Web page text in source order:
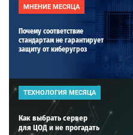
МНЕНИЕ МЕСЯЦА
Почему соответствие
стандартам не гарантирует
защиту от киберугроз
ТЕХНОЛОГИЯ МЕСЯЦА
Как выбрать сервер
для ЦОД и не прогадать